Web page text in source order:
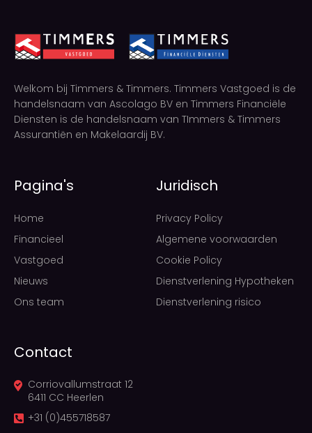
Welkom bij Timmers & Timmers. Timmers Vastgoed is de
handelsnaam van Ascolago BV en Timmers Financiële
Diensten is de handelsnaam van TImmers & Timmers
Assurantiën en Makelaardij BV.
Pagina's
Home
Financieel
Vastgoed
Nieuws
Ons team
Juridisch
Privacy Policy
Algemene voorwaarden
Cookie Policy
Dienstverlening Hypotheken
Dienstverlening risico
Contact
Corriovallumstraat 12
6411 CC Heerlen
+31 (0)455718587